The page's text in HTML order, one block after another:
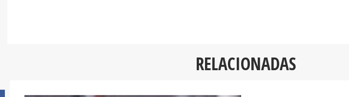
RELACIONADAS